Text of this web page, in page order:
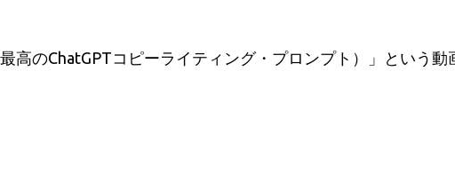
最高のChatGPTコピーライティング・プロンプト）」という